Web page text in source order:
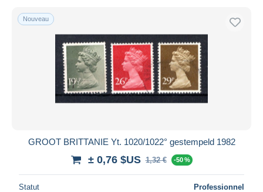
Nouveau
GROOT BRITTANIE Yt. 1020/1022° gestempeld 1982
± 0,76 $US 1,32 € -50 %
Statut Professionnel